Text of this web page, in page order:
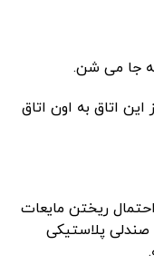
جا می شن.
اتاق به اون اتاق
ریختن مایعات
صندلی پلاستیکی